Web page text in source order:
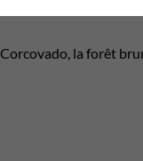
la forêt